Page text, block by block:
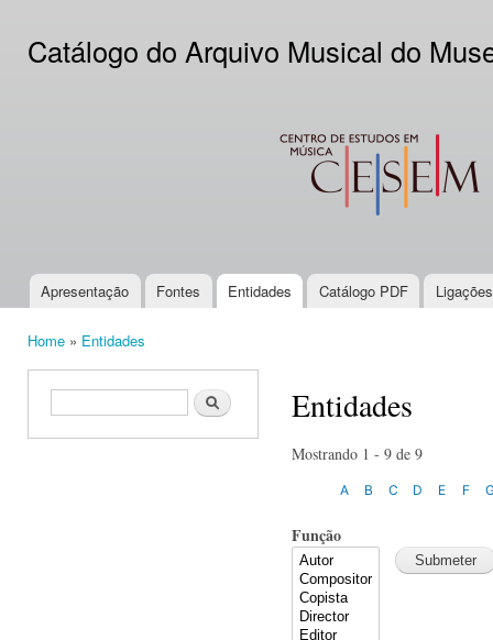
Catálogo do Arquivo Musical do
CESEM
Main menu
Apresentação Fontes Entidades Catálogo PDF
Home » Entidades
Search form Search Entidades
Mostrando 1 - 9 de 9
A B C D E F
Função